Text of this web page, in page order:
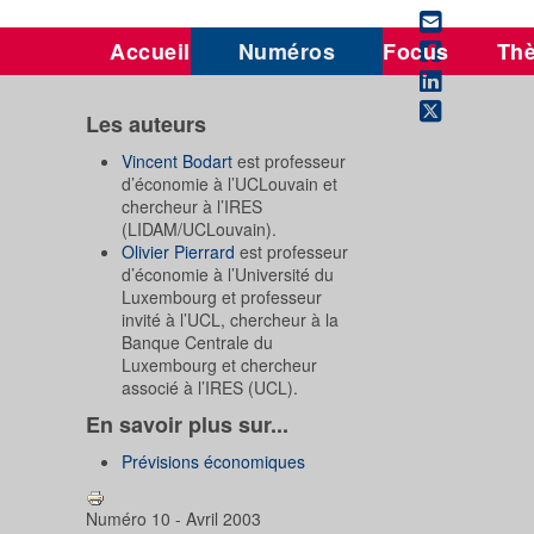
Accueil Numéros Focus
Les auteurs
Vincent Bodart est professeur
d’économie à l’UCLouvain et
chercheur à l’IRES
(LIDAM/UCLouvain).
Olivier Pierrard est professeur
d’économie à l’Université du
Luxembourg et professeur
invité à l’UCL, chercheur à la
Banque Centrale du
Luxembourg et chercheur
associé à l’IRES (UCL).
En savoir plus sur...
Prévisions économiques
Numéro 10 - Avril 2003